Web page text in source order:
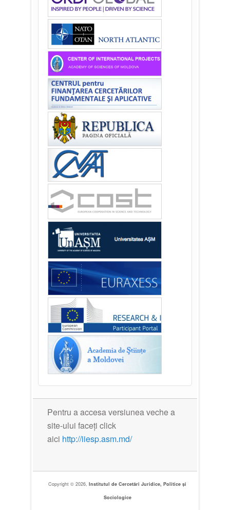
Pentru a accesa versiunea veche a
site-ului faceți click
aici http://iiesp.asm.md/
Copyright © 2026,Institutul de Cercetări Juridice, Politice și
Sociologice